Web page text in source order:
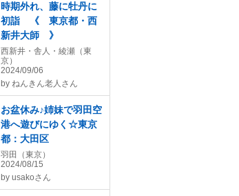
時期外れ、藤に牡丹に
初詣 《 東京都・西
新井大師 》
西新井・舎人・綾瀬（東
京）
2024/09/06
by ねんきん老人さん
お盆休み♪姉妹で羽田空
港へ遊びにゆく☆東京
都：大田区
羽田（東京）
2024/08/15
by usakoさん